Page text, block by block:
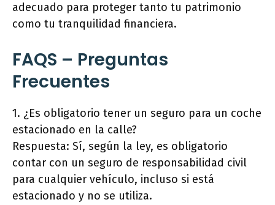
adecuado para proteger tanto tu patrimonio
como tu tranquilidad financiera.
FAQS – Preguntas
Frecuentes
1. ¿Es obligatorio tener un seguro para un coche
estacionado en la calle?
Respuesta: Sí, según la ley, es obligatorio
contar con un seguro de responsabilidad civil
para cualquier vehículo, incluso si está
estacionado y no se utiliza.